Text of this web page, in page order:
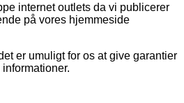
internet outlets da vi publicerer
på vores hjemmeside
er umuligt for os at give garantier